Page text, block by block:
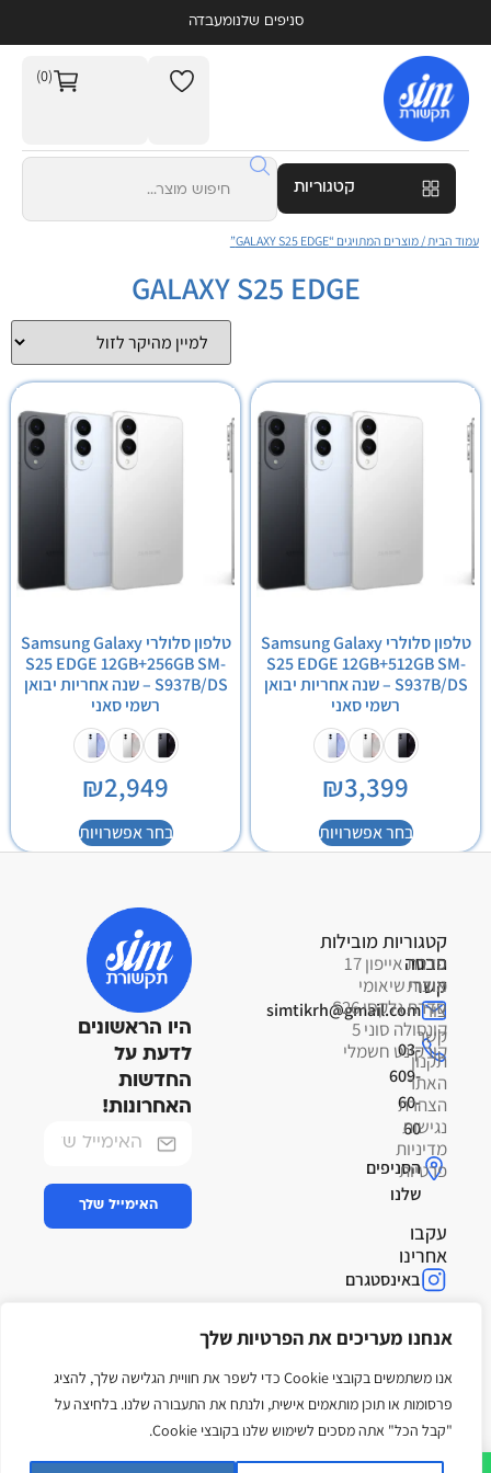
אנחנו מעריכים את הפרטיות שלך
אנו משתמשים בקובצי Cookie כדי לשפר את חוויית הגלישה שלך, להציג
פרסומות או תוכן מותאמים אישית, ולנתח את התעבורה שלנו. בלחיצה על
"קבל הכל" אתה מסכים לשימוש שלנו בקובצי Cookie.
סניפים שלנומעבדה
(0)
קטגוריות
עמוד הבית / מוצרים המתויגים “GALAXY S25 EDGE”
GALAXY S25 EDGE
טלפון סלולרי Samsung Galaxy
S25 EDGE 12GB+512GB SM-
S937B/DS – שנה אחריות יבואן
רשמי סאני
₪3,399
בחר אפשרויות
טלפון סלולרי Samsung Galaxy
S25 EDGE 12GB+256GB SM-
S937B/DS – שנה אחריות יבואן
רשמי סאני
₪2,949
בחר אפשרויות
פרטי
קשר
simtikrh@gmail.com
03-
609-
60-
60
הסניפים
שלנו
עקבו
אחרינו
באינסטגרם
חברה
אודות
צור
קשר
תקנון
האתר
הצהרת
נגישות
מדיניות
פרטיות
קטגוריות מובילות
סדרת אייפון 17
מוצרי שיאומי
סדרת גלקסי S26
קונסולה סוני 5
קורקינט חשמלי
היו הראשונים
לדעת על
החדשות
האחרונות!
האימייל שלך
© כל הזכויות שמורות ל י.ש רשת
Web